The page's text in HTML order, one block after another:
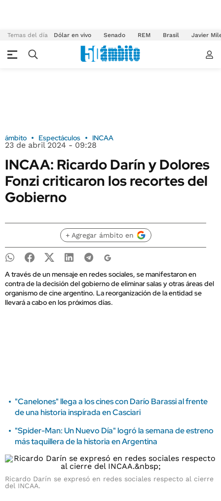
Temas del día Dólar en vivo Senado REM Brasil Javier
ámbito Espectáculos INCAA
23 de abril 2024 - 09:28
INCAA: Ricardo Darín y Dolores
Fonzi criticaron los recortes del
Gobierno
+ Agregar ámbito en
A través de un mensaje en redes sociales, se manifestaron en
contra de la decisión del gobierno de eliminar salas y otras áreas del
organismo de cine argentino. La reorganización de la entidad se
llevará a cabo en los próximos días.
"Canelones" llega a los cines con Darío Barassi al frente
de una historia inspirada en Casciari
"Spider-Man: Un Nuevo Día" logró la semana de estreno
más taquillera de la historia en Argentina
Ricardo Darín se expresó en redes sociales respecto al cierre
del INCAA.